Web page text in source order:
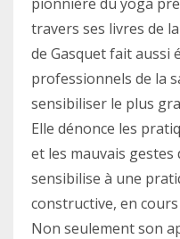
travers ses livres de
de Gasquet fait aussi
professionnels de la
sensibiliser le plus
Elle dénonce les
et les mauvais
sensibilise à une
constructive, en
Non seulement son